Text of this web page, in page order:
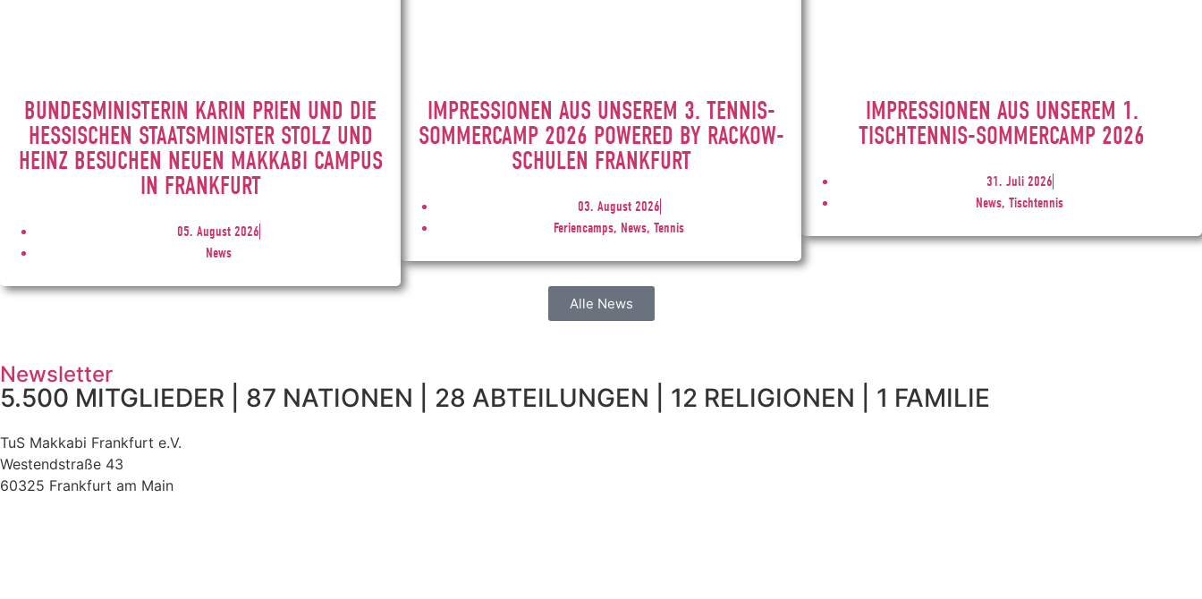
BUNDESMINISTERIN KARIN PRIEN UND DIE
HESSISCHEN STAATSMINISTER STOLZ UND
HEINZ BESUCHEN NEUEN MAKKABI CAMPUS
IN FRANKFURT
05. August 2026
News
IMPRESSIONEN AUS UNSEREM 3. TENNIS-
SOMMERCAMP 2026 POWERED BY RACKOW-
SCHULEN FRANKFURT
03. August 2026
Feriencamps, News, Tennis
IMPRESSIONEN AUS UNSEREM 1.
TISCHTENNIS-SOMMERCAMP 2026
31. Juli 2026
News, Tischtennis
Alle News
Newsletter
5.500 MITGLIEDER | 87 NATIONEN | 28 ABTEILUNGEN | 12 RELIGIONEN | 1 FAMILIE
TuS Makkabi Frankfurt e.V.
Westendstraße 43
60325 Frankfurt am Main